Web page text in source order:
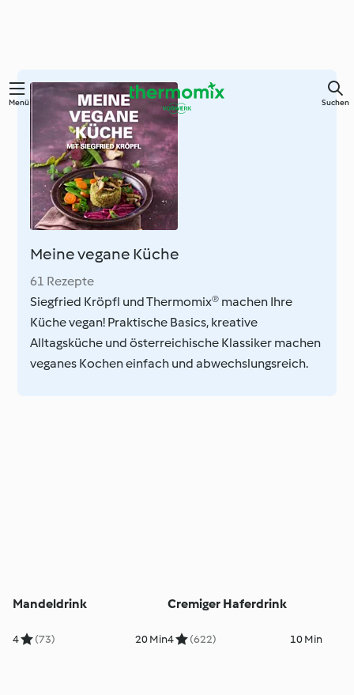
Zum
Hauptinhalt
springen
Menü Suchen
Meine vegane Küche
61 Rezepte
Siegfried Kröpfl und Thermomix® machen Ihre
Küche vegan! Praktische Basics, kreative
Alltagsküche und österreichische Klassiker machen
veganes Kochen einfach und abwechslungsreich.
Mandeldrink
4 (73) 20 Min
Cremiger Haferdrink
4 (622) 10 Min